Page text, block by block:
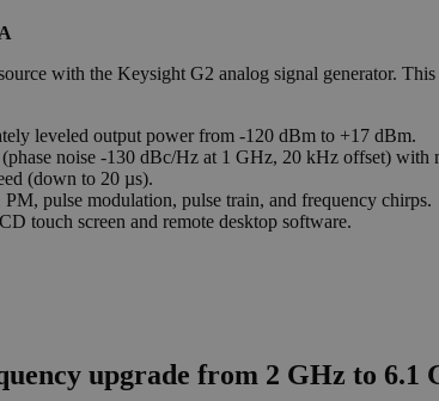
with the Keysight G2 analog signal generator.
leveled output power from -120 dBm to +17 dBm.
noise -130 dBc/Hz at 1 GHz, 20 kHz offset) with
(down to 20 µs).
pulse modulation, pulse train, and frequency chirps.
touch screen and remote desktop software.
upgrade from 2 GHz to 6.1